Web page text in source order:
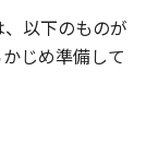
な行為を
ア」に含
正、除去
以下のものが
じめ準備して